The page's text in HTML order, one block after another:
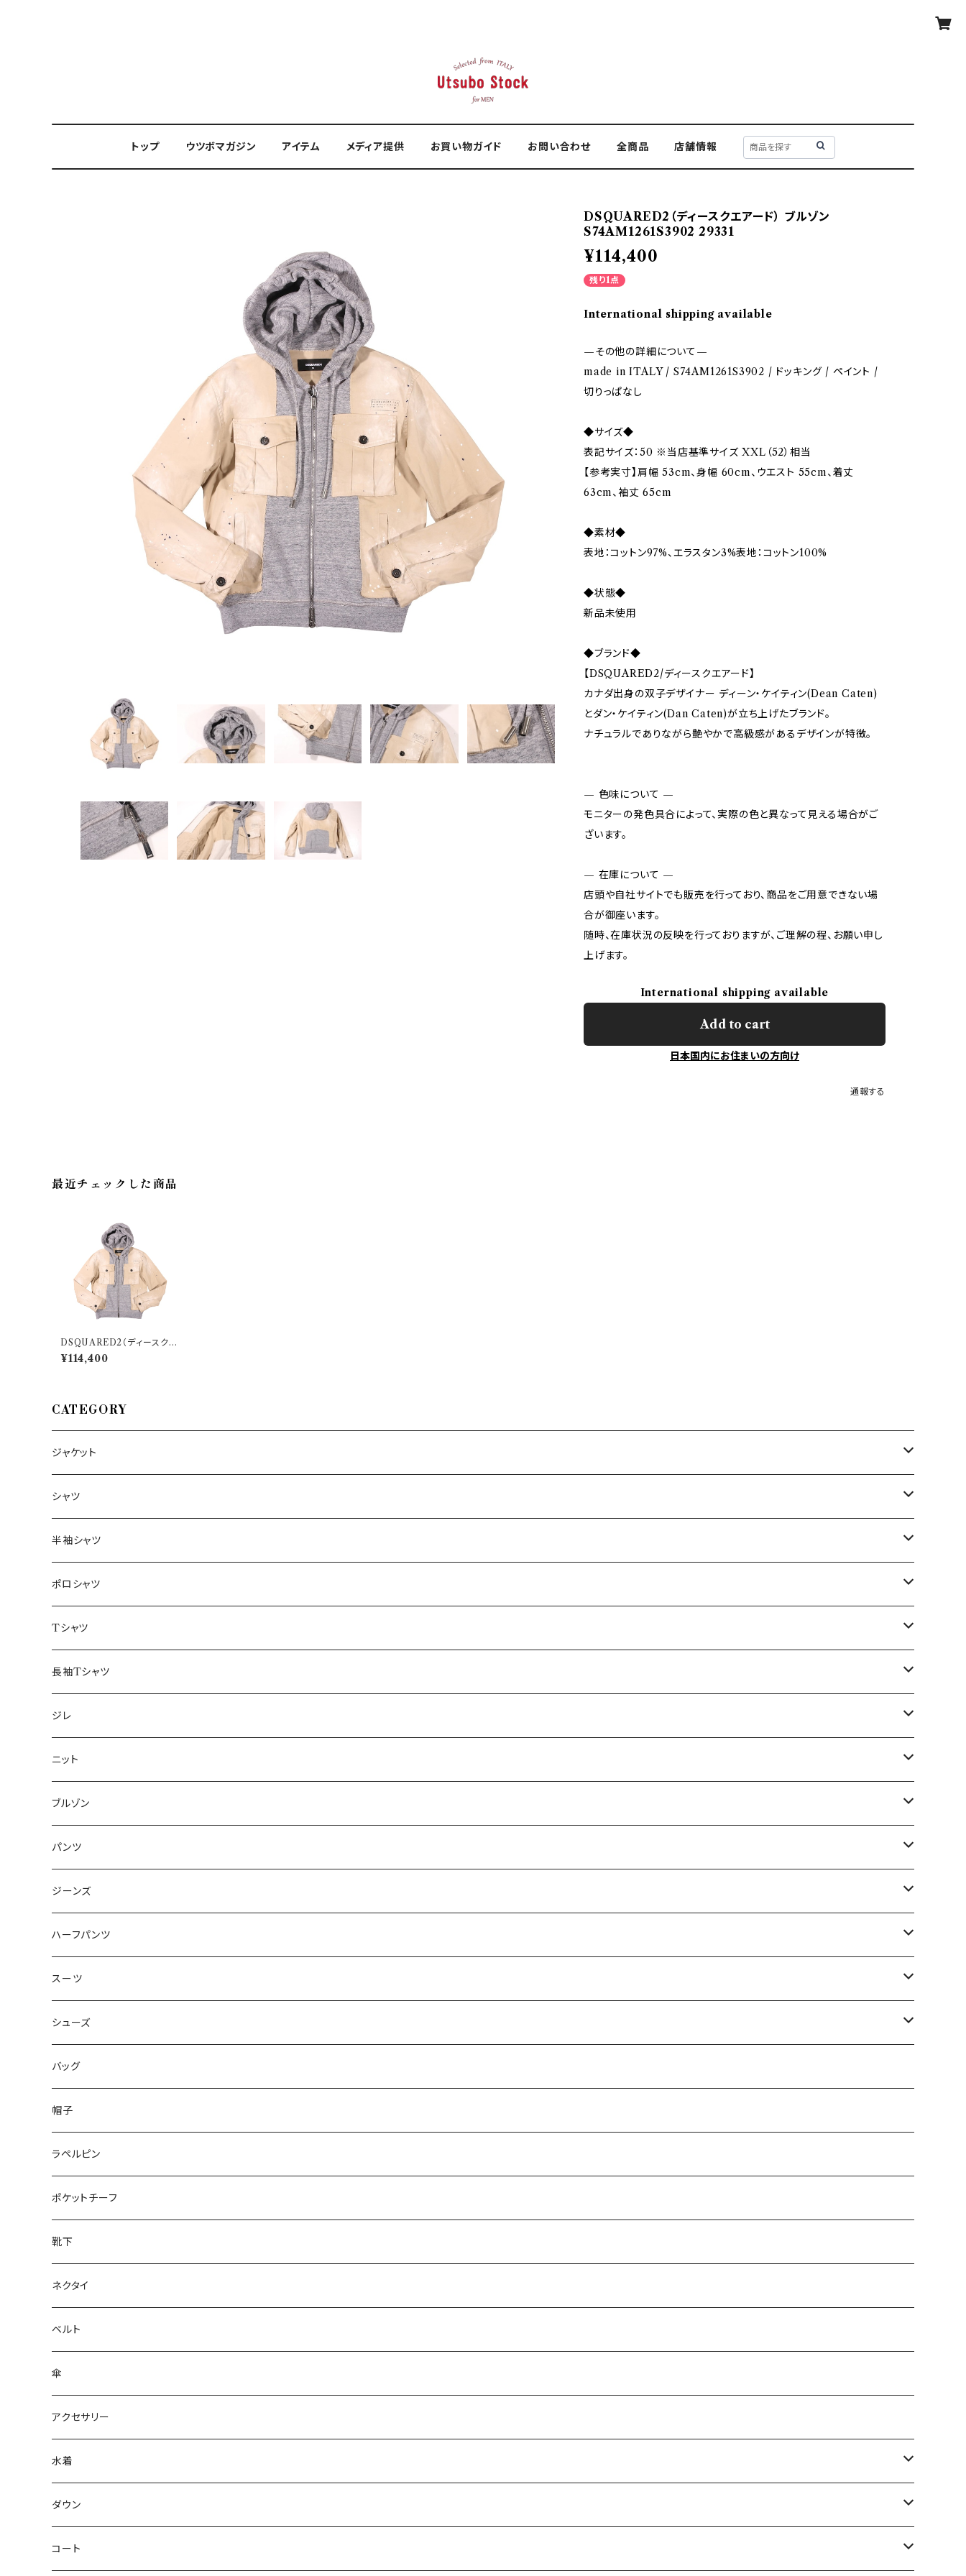
トップ ウツボマガジン アイテム メディア提供 お買い物ガイド お問い合わせ 全商品 店舗情報
DSQUARED2（ディースクエアード） ブルゾン
S74AM1261S3902 29331
¥114,400
残り1点
International shipping available
—その他の詳細について—
made in ITALY / S74AM1261S3902 / ドッキング / ペイント /
切りっぱなし
◆サイズ◆
表記サイズ：50 ※当店基準サイズ XXL（52）相当
【参考実寸】肩幅 53cm、身幅 60cm、ウエスト 55cm、着丈
63cm、袖丈 65cm
◆素材◆
表地：コットン97%、エラスタン3%表地：コットン100%
◆状態◆
新品未使用
◆ブランド◆
【DSQUARED2/ディースクエアード】
カナダ出身の双子デザイナー ディーン・ケイティン(Dean Caten)
とダン・ケイティン(Dan Caten)が立ち上げたブランド。
ナチュラルでありながら艶やかで高級感があるデザインが特徴。
— 色味について —
モニターの発色具合によって、実際の色と異なって見える場合がご
ざいます。
— 在庫について —
店頭や自社サイトでも販売を行っており、商品をご用意できない場
合が御座います。
随時、在庫状況の反映を行っておりますが、ご理解の程、お願い申し
上げます。
International shipping available
Add to cart
日本国内にお住まいの方向け
通報する
最近チェックした商品
DSQUARED2（ディースクエ
アード） ブルゾン S74AM126
1S3902 29331
¥114,400
CATEGORY
ジャケット
～44/S
46/M
48/L
50/XL～
シャツ
～44/S
46/M
48/L
50/XL～
半袖シャツ
～44/S
46/M
48/L
50/XL～
ポロシャツ
～44/S
46/M
48/L
50/XL～
Tシャツ
～44/S
46/M
48/L
50/XL～
長袖Tシャツ
～44/S
46/M
48/L
50/XL～
ジレ
～44/S
46/M
48/L
50/XL～
ニット
～44/S
46/M
48/L
50/XL～
ブルゾン
～44/S
46/M
48/L
50/XL～
パンツ
～44/S
46/M
48/L
50/XL～
ジーンズ
～44/S
46/M
48/L
50/XL～
ハーフパンツ
～44/S
46/M
48/L
50/XL～
スーツ
～44/S
46/M
48/L
50/XL～
シューズ
～25.5cm
26cm～
27cm～
28cm～
バッグ
帽子
ラペルピン
ポケットチーフ
靴下
ネクタイ
ベルト
傘
アクセサリー
水着
～44/S
46/M
ダウン
～44/S
コート